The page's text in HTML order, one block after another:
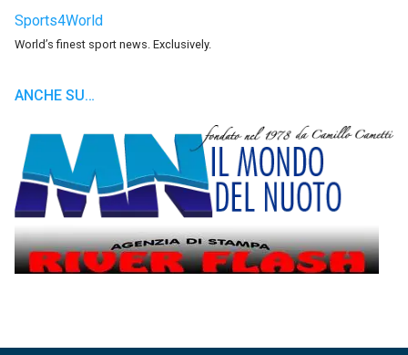
Sports4World
World’s finest sport news. Exclusively.
ANCHE SU…